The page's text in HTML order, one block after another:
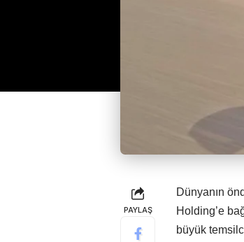
PAYLAŞ
Dünyanın
Holding’e
büyük